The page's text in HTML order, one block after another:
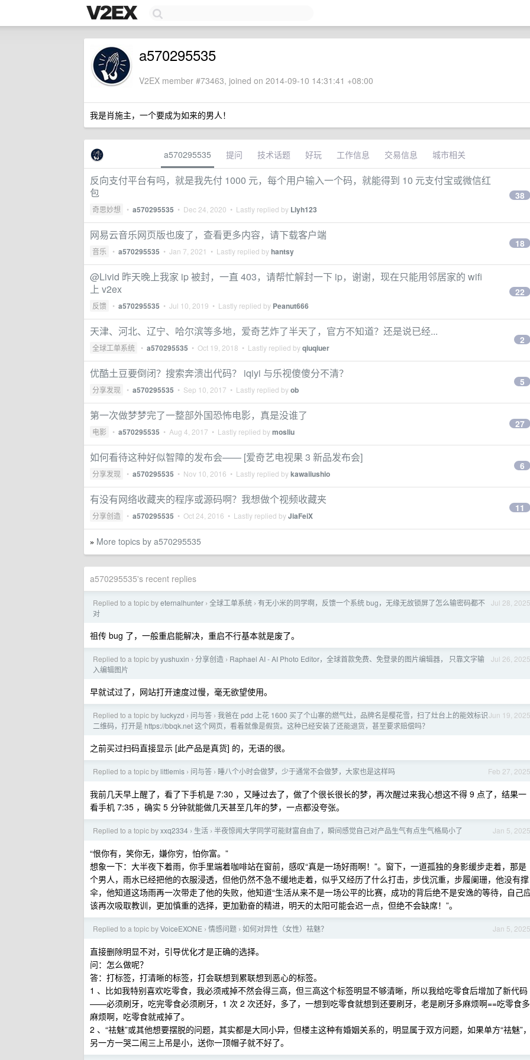
a570295535
V2EX member #73463, joined on 2014-09-10 14:31:41 +08:00
我是肖施主，一个要成为如来的男人！
a570295535 提问 技术话题 好玩 工作信息 交易信息 城市相关
反向支付平台有吗，就是我先付 1000 元，每个用户输入一个码，就能得到 10 元支付宝或微信红
包
奇思妙想 • a570295535 • Dec 24, 2020 • Lastly replied by Llyh123
38
网易云音乐网页版也废了，查看更多内容，请下载客户端
音乐 • a570295535 • Jan 7, 2021 • Lastly replied byhantsy
18
@Livid 昨天晚上我家 ip 被封，一直 403，请帮忙解封一下 ip，谢谢，现在只能用邻居家的 wifi
上 v2ex
反馈 • a570295535 • Jul 10, 2019 • Lastly replied by Peanut666
22
天津、河北、辽宁、哈尔滨等多地，爱奇艺炸了半天了，官方不知道？还是说已经...
全球工单系统 • a570295535 • Oct 19, 2018 • Lastly replied byqiuqiuer
2
优酷土豆要倒闭？搜索奔溃出代码？ iqiyi 与乐视傻傻分不清？
分享发现 • a570295535 • Sep 10, 2017 • Lastly replied byob
5
第一次做梦梦完了一整部外国恐怖电影，真是没谁了
电影 • a570295535 • Aug 4, 2017 • Lastly replied bymosliu
27
如何看待这种好似智障的发布会—— [爱奇艺电视果 3 新品发布会]
分享发现 • a570295535 • Nov 10, 2016 • Lastly replied bykawaiiushio
6
有没有网络收藏夹的程序或源码啊？我想做个视频收藏夹
分享创造 • a570295535 • Oct 24, 2016 • Lastly replied byJiaFeiX
11
» More topics by a570295535
a570295535's recent replies
Jul 28, 2025
Replied to a topic byeternalhunter › 全球工单系统 › 有无小米的同学啊，反馈一个系统 bug，无缘无故锁屏了怎么输密码都不
对
祖传 bug 了，一般重启能解决，重启不行基本就是废了。
Jul 26, 2025
Replied to a topic byyushuxin › 分享创造 › Raphael AI - AI Photo Editor，全球首款免费、免登录的图片编辑器， 只靠文字输
入编辑图片
早就试过了，网站打开速度过慢，毫无欲望使用。
Jun 19, 2025
Replied to a topic by luckyzd › 问与答 › 我爸在 pdd 上花 1600 买了个山寨的燃气灶，品牌名是樱花雪，扫了灶台上的能效标识
二维码，打开是 https://bbqk.net 这个网页，看着就像是假货。这种已经安装了还能退货，甚至要求赔偿吗？
之前买过扫码直接显示 [此产品是真货] 的，无语的很。
Feb 27, 2025
Replied to a topic by littlemis › 问与答 › 睡八个小时会做梦，少于通常不会做梦，大家也是这样吗
我前几天早上醒了，看了下手机是 7:30 ，又睡过去了，做了个很长很长的梦，再次醒过来我心想这不得 9 点了，结果一
看手机 7:35 ，确实 5 分钟就能做几天甚至几年的梦，一点都没夸张。
Jan 5, 2025
Replied to a topic byxxq2334 › 生活 › 半夜惊闻大学同学可能财富自由了，瞬间感觉自己对产品生气有点生气格局小了
“恨你有，笑你无，嫌你穷，怕你富。”
想象一下：大半夜下着雨，你手里端着咖啡站在窗前，感叹“真是一场好雨啊！”。窗下，一道孤独的身影缓步走着，那是
个男人，雨水已经把他的衣服浸透，但他仍然不急不缓地走着，似乎又经历了什么打击，步伐沉重，步履阑珊，他没有撑
伞，他知道这场雨再一次带走了他的失败，他知道“生活从来不是一场公平的比赛，成功的背后绝不是安逸的等待，自己
该再次吸取教训，更加慎重的选择，更加勤奋的精进，明天的太阳可能会迟一点，但绝不会缺席！”。
Jan 5, 2025
Replied to a topic byVoiceEXONE › 情感问题 › 如何对异性（女性）祛魅？
直接删除明显不对，引导优化才是正确的选择。
问：怎么做呢？
答：打标签，打清晰的标签，打会联想到累联想到恶心的标签。
1 、比如我特别喜欢吃零食，我必须戒掉不然会得三高，但三高这个标签明显不够清晰，所以我给吃零食后增加了新代码
——必须刷牙，吃完零食必须刷牙，1 次 2 次还好，多了，一想到吃零食就想到还要刷牙，老是刷牙多麻烦啊==吃零食多
麻烦啊，吃零食就戒掉了。
2 、“祛魅”或其他想要摆脱的问题，其实都是大同小异，但楼主这种有婚姻关系的，明显属于双方问题，如果单方“祛魅”，
另一方一哭二闹三上吊是小，送你一顶帽子就不好了。